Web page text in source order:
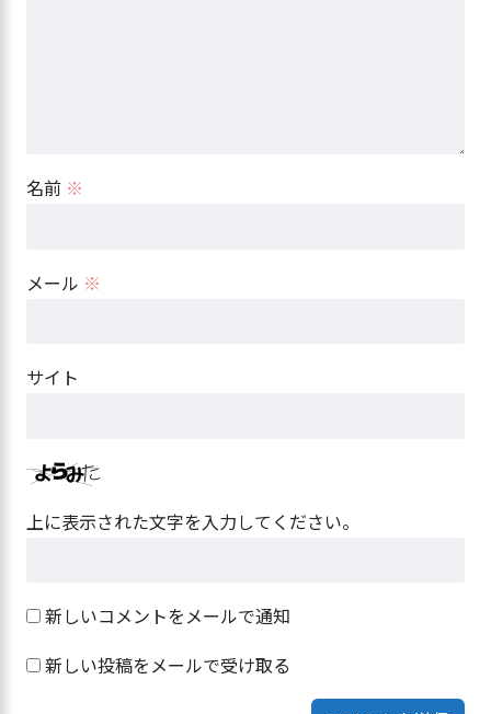
名前 ※
メール ※
サイト
上に表示された文字を入力してください。
新しいコメントをメールで通知
新しい投稿をメールで受け取る